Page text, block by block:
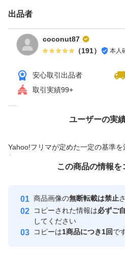
出品者
coconut87
（191） 本人
安心取引出品者
取引実績99+
ユーザーの実
Yahoo!フリマが定めた一定の基準
付与しています
安心取引出品者
心
取引実績
価格の相談
この商品の情報を
商品画像の無断転載は禁止
コピーされた情報は必ずご
してください
コピーは1商品につき1回で
この商品をみている人にオスス